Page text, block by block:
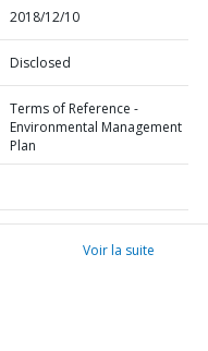
2018/12/10
Disclosed
Terms of Reference -
Environmental Management
Plan
Voir la suite